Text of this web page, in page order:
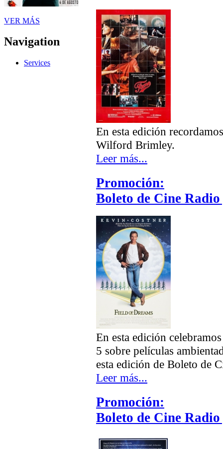
VER MÁS
Navigation
Services
En esta edición
Wilford Brimley.
Leer más...
Promoción:
Boleto de Cine
En esta edición
5 sobre películas
esta edición de Boleto de
Leer más...
Promoción:
Boleto de Cine